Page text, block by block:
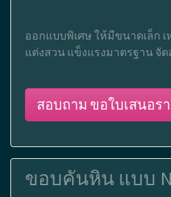
ออกแบบพิเศษ ให้มีขนาดเล็ก
แต่งสวน แข็งแรงมาตรฐาน จั
สอบถาม ขอใบเสนอร
ขอบคันหิน แบบ N